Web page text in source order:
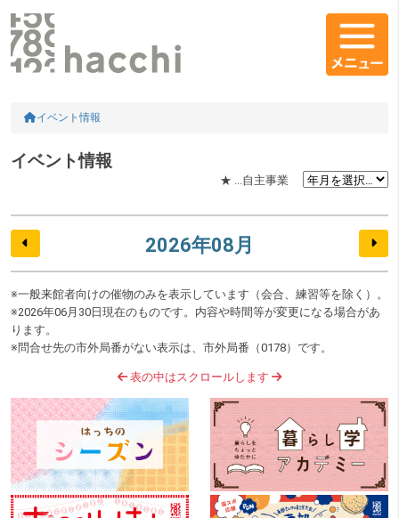
コンテンツエリア
HOME
イベント情報
イベント情報
★ ...自主事業
2026年08月
※一般来館者向けの催物のみを表示しています（会合、練習等を除く）。
※2026年06月30日現在のものです。内容や時間等が変更になる場合があ
ります。
※問合せ先の市外局番がない表示は、市外局番（0178）です。
表の中はスクロールします